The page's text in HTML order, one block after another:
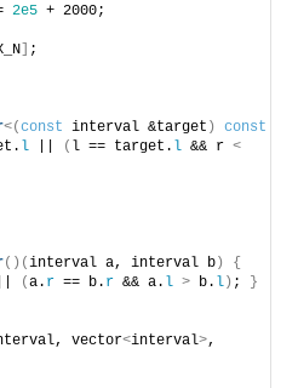
= 2e5 + 2000;
] ;
<(const interval &target )
const
l ( l == target. l && r <
()(interval a, interval b)
{
(a. r == b. r && a. l > b. l) ; }
vector<interval>,